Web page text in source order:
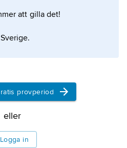
eller lerfärgat och
artikeln
att gilla det!
provperiod
eller
Logga in